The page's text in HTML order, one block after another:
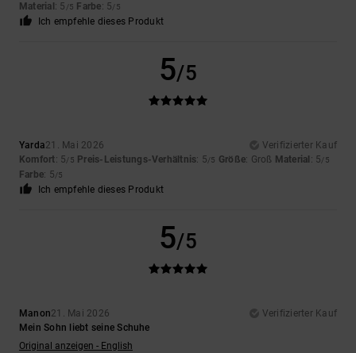
Material : 5 /5 Farbe: 5/5
Ich empfehle dieses Produkt
5/5
Yarda21. Mai 2026
Verifizierter Kauf
Komfort: 5/5 Preis-Leistungs-Verhältnis: 5/5 Größe: Groß Material : 5/5
Farbe: 5/5
Ich empfehle dieses Produkt
5/5
Manon21. Mai 2026
Verifizierter Kauf
Mein Sohn liebt seine Schuhe
Original anzeigen - English